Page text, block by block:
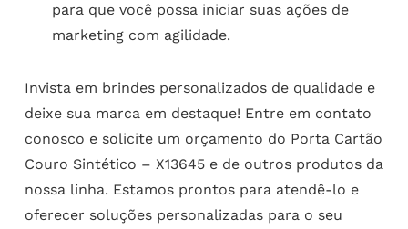
para que você possa iniciar suas ações de
marketing com agilidade.
Invista em brindes personalizados de qualidade e
deixe sua marca em destaque! Entre em contato
conosco e solicite um orçamento do Porta Cartão
Couro Sintético – X13645 e de outros produtos da
nossa linha. Estamos prontos para atendê-lo e
oferecer soluções personalizadas para o seu